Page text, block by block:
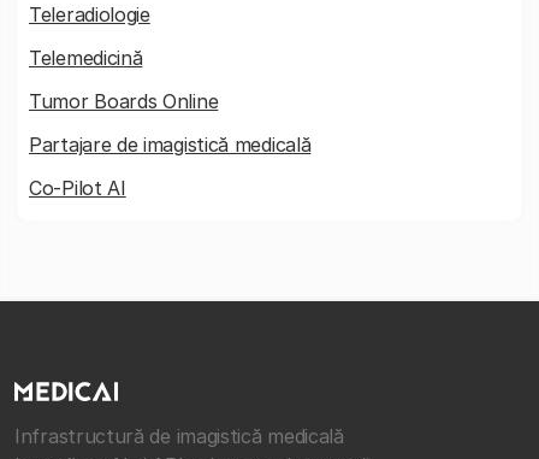
Teleradiologie
Telemedicină
Tumor Boards Online
Partajare de imagistică medicală
Co-Pilot AI
Infrastructură de imagistică medicală